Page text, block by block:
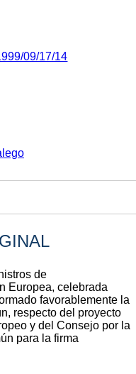
09/17/14
de
Europea, celebrada
favorablemente la
respecto del proyecto
y del Consejo por la
para la firma